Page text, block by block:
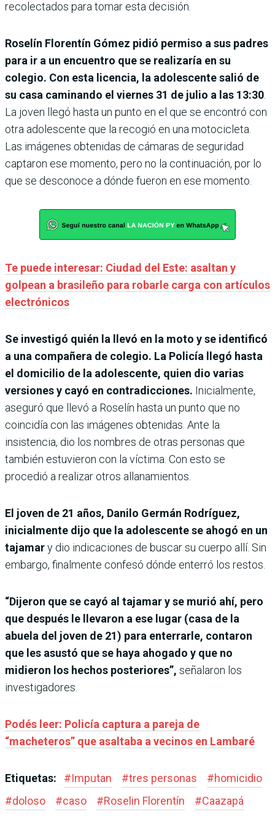
recolectados para tomar esta decisión.
Roselín Florentín Gómez pidió permiso a sus padres
para ir a un encuentro que se realizaría en su
colegio. Con esta licencia, la adolescente salió de
su casa caminando el viernes 31 de julio a las 13:30.
La joven llegó hasta un punto en el que se encontró con
otra adolescente que la recogió en una motocicleta.
Las imágenes obtenidas de cámaras de seguridad
captaron ese momento, pero no la continuación, por lo
que se desconoce a dónde fueron en ese momento.
Te puede interesar: Ciudad del Este: asaltan y
golpean a brasileño para robarle carga con artículos
electrónicos
Se investigó quién la llevó en la moto y se identificó
a una compañera de colegio. La Policía llegó hasta
el domicilio de la adolescente, quien dio varias
versiones y cayó en contradicciones. Inicialmente,
aseguró que llevó a Roselín hasta un punto que no
coincidía con las imágenes obtenidas. Ante la
insistencia, dio los nombres de otras personas que
también estuvieron con la víctima. Con esto se
procedió a realizar otros allanamientos.
El joven de 21 años, Danilo Germán Rodríguez,
inicialmente dijo que la adolescente se ahogó en un
tajamary dio indicaciones de buscar su cuerpo allí. Sin
embargo, finalmente confesó dónde enterró los restos.
“Dijeron que se cayó al tajamar y se murió ahí, pero
que después le llevaron a ese lugar (casa de la
abuela del joven de 21) para enterrarle, contaron
que les asustó que se haya ahogado y que no
midieron los hechos posteriores”, señalaron los
investigadores.
Podés leer: Policía captura a pareja de
“macheteros” que asaltaba a vecinos en Lambaré
Etiquetas: #Imputan #tres personas #homicidio
#doloso #caso #Roselin Florentín #Caazapá